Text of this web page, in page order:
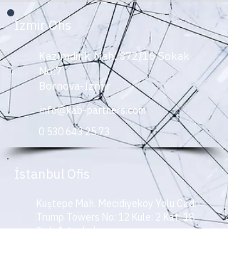
İzmir Ofis
Kazımdirik Mah. 372/16 Sokak
No:7
Bornova-İzmir
info@kab-partners.com
0 530 643 25 73
İstanbul Ofis
Kuştepe Mah. Mecidiyekoy Yolu Cad.
Trump Towers No: 12 Kule: 2 Kat: 18
Şişli-İstanbul